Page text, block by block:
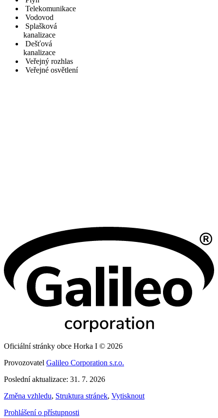
Telekomunikace
Vodovod
Splašková
kanalizace
Dešťová
kanalizace
Veřejný rozhlas
Veřejné osvětlení
Oficiální stránky obce Horka I © 2026
Provozovatel Galileo Corporation s.r.o.
Poslední aktualizace: 31. 7. 2026
Změna vzhledu, Struktura stránek, Vytisknout
Prohlášení o přístupnosti